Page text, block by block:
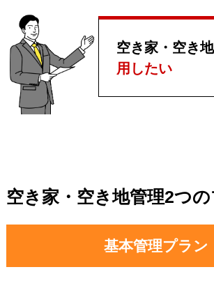
空き家・空き
用したい
空き家・空き地管理2つ
基本管理プラン